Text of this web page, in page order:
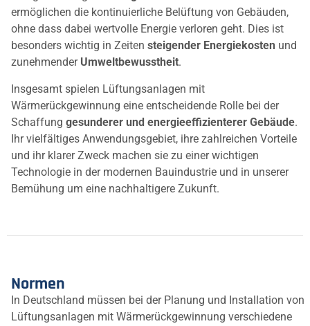
ermöglichen die kontinuierliche Belüftung von Gebäuden,
ohne dass dabei wertvolle Energie verloren geht. Dies ist
besonders wichtig in Zeiten steigender Energiekosten und
zunehmender Umweltbewusstheit.
Insgesamt spielen Lüftungsanlagen mit
Wärmerückgewinnung eine entscheidende Rolle bei der
Schaffung gesunderer und energieeffizienterer Gebäude.
Ihr vielfältiges Anwendungsgebiet, ihre zahlreichen Vorteile
und ihr klarer Zweck machen sie zu einer wichtigen
Technologie in der modernen Bauindustrie und in unserer
Bemühung um eine nachhaltigere Zukunft.
Normen
In Deutschland müssen bei der Planung und Installation von
Lüftungsanlagen mit Wärmerückgewinnung verschiedene